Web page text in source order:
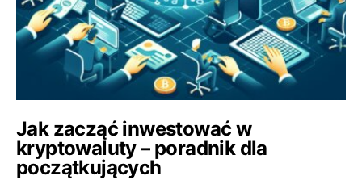
Jak zacząć inwestować w
kryptowaluty – poradnik dla
początkujących